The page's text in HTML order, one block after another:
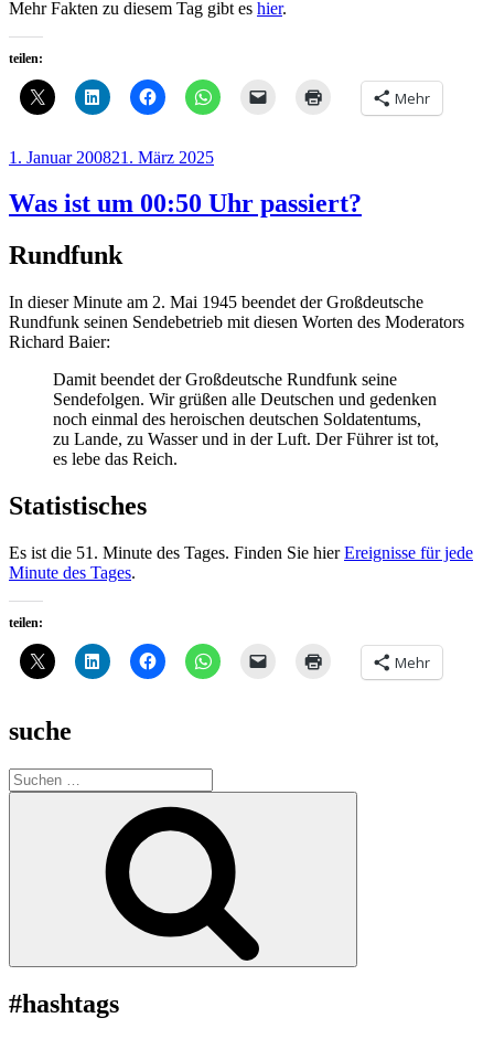
Mehr Fakten zu diesem Tag gibt es hier.
teilen:
Mehr
Veröffentlicht
1. Januar 200821. März 2025
Was ist um 00:50 Uhr passiert?
Rundfunk
In dieser Minute am 2. Mai 1945 beendet der Großdeutsche
Rundfunk seinen Sendebetrieb mit diesen Worten des Moderators
Richard Baier:
Damit beendet der Großdeutsche Rundfunk seine
Sendefolgen. Wir grüßen alle Deutschen und gedenken
noch einmal des heroischen deutschen Soldatentums,
zu Lande, zu Wasser und in der Luft. Der Führer ist tot,
es lebe das Reich.
Statistisches
Es ist die 51. Minute des Tages. Finden Sie hierEreignisse für jede
Minute des Tages.
teilen:
Mehr
suche
Suche
nach:
#hashtags